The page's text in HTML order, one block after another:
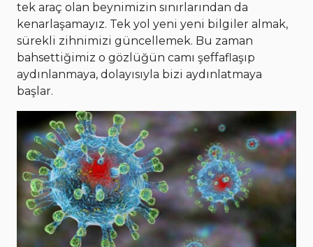
tek araç olan beynimizin sınırlarından da
kenarlaşamayız. Tek yol yeni yeni bilgiler almak,
sürekli zihnimizi güncellemek. Bu zaman
bahsettiğimiz o gözlüğün camı şeffaflaşıp
aydınlanmaya, dolayısıyla bizi aydınlatmaya
başlar.